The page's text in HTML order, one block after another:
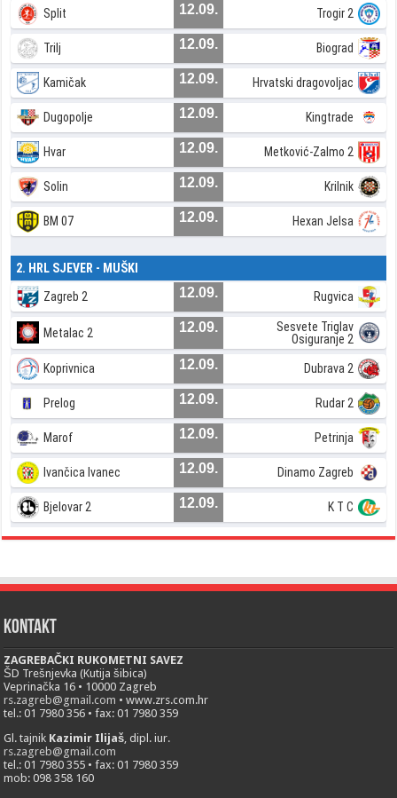
Split 12.09. Trogir 2
Trilj 12.09. Biograd
Kamičak 12.09. Hrvatski dragovoljac
Dugopolje 12.09. Kingtrade
Hvar 12.09. Metković-Zalmo 2
Solin 12.09. Krilnik
BM 07 12.09. Hexan Jelsa
2. HRL SJEVER - MUŠKI
Zagreb 2 12.09. Rugvica
Metalac 2 12.09.
Sesvete Triglav
Osiguranje 2
Koprivnica 12.09. Dubrava 2
Prelog 12.09. Rudar 2
Marof 12.09. Petrinja
Ivančica Ivanec 12.09. Dinamo Zagreb
Bjelovar 2 12.09. K T C
Kontakt
ZAGREBAČKI RUKOMETNI SAVEZ
ŠD Trešnjevka (Kutija šibica)
Veprinačka 16 • 10000 Zagreb
rs.zagreb@gmail.com • www.zrs.com.hr
tel.: 01 7980 356 • fax: 01 7980 359
Gl. tajnik Kazimir Ilijaš , dipl. iur.
rs.zagreb@gmail.com
tel.: 01 7980 355 • fax: 01 7980 359
mob: 098 358 160